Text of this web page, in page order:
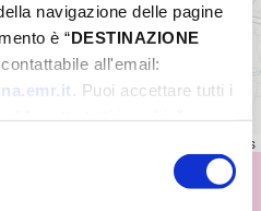
navigazione delle pagine
è “DESTINAZIONE
contattabile all'email:
. Puoi accettare tutti i
clic su “Personalizza”.
cookie i Tuoi dati potranno
contributors